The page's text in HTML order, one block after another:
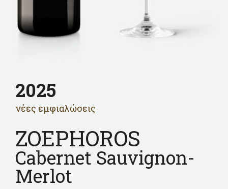
2025
νέες εμφιαλώσεις
ZOEPHOROS
Cabernet Sauvignon-
Merlot